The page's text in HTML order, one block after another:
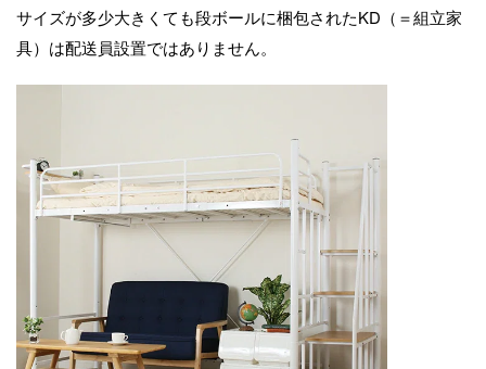
サイズが多少大きくても段ボールに梱包されたKD（＝組立家
具）は配送員設置ではありません。